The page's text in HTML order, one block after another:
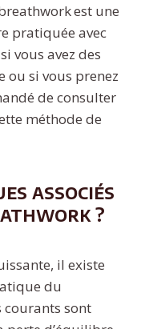
est une
pratiquée avec
vous avez des
ou si vous prenez
de consulter
méthode de
associés
?
il existe
du
courants sont